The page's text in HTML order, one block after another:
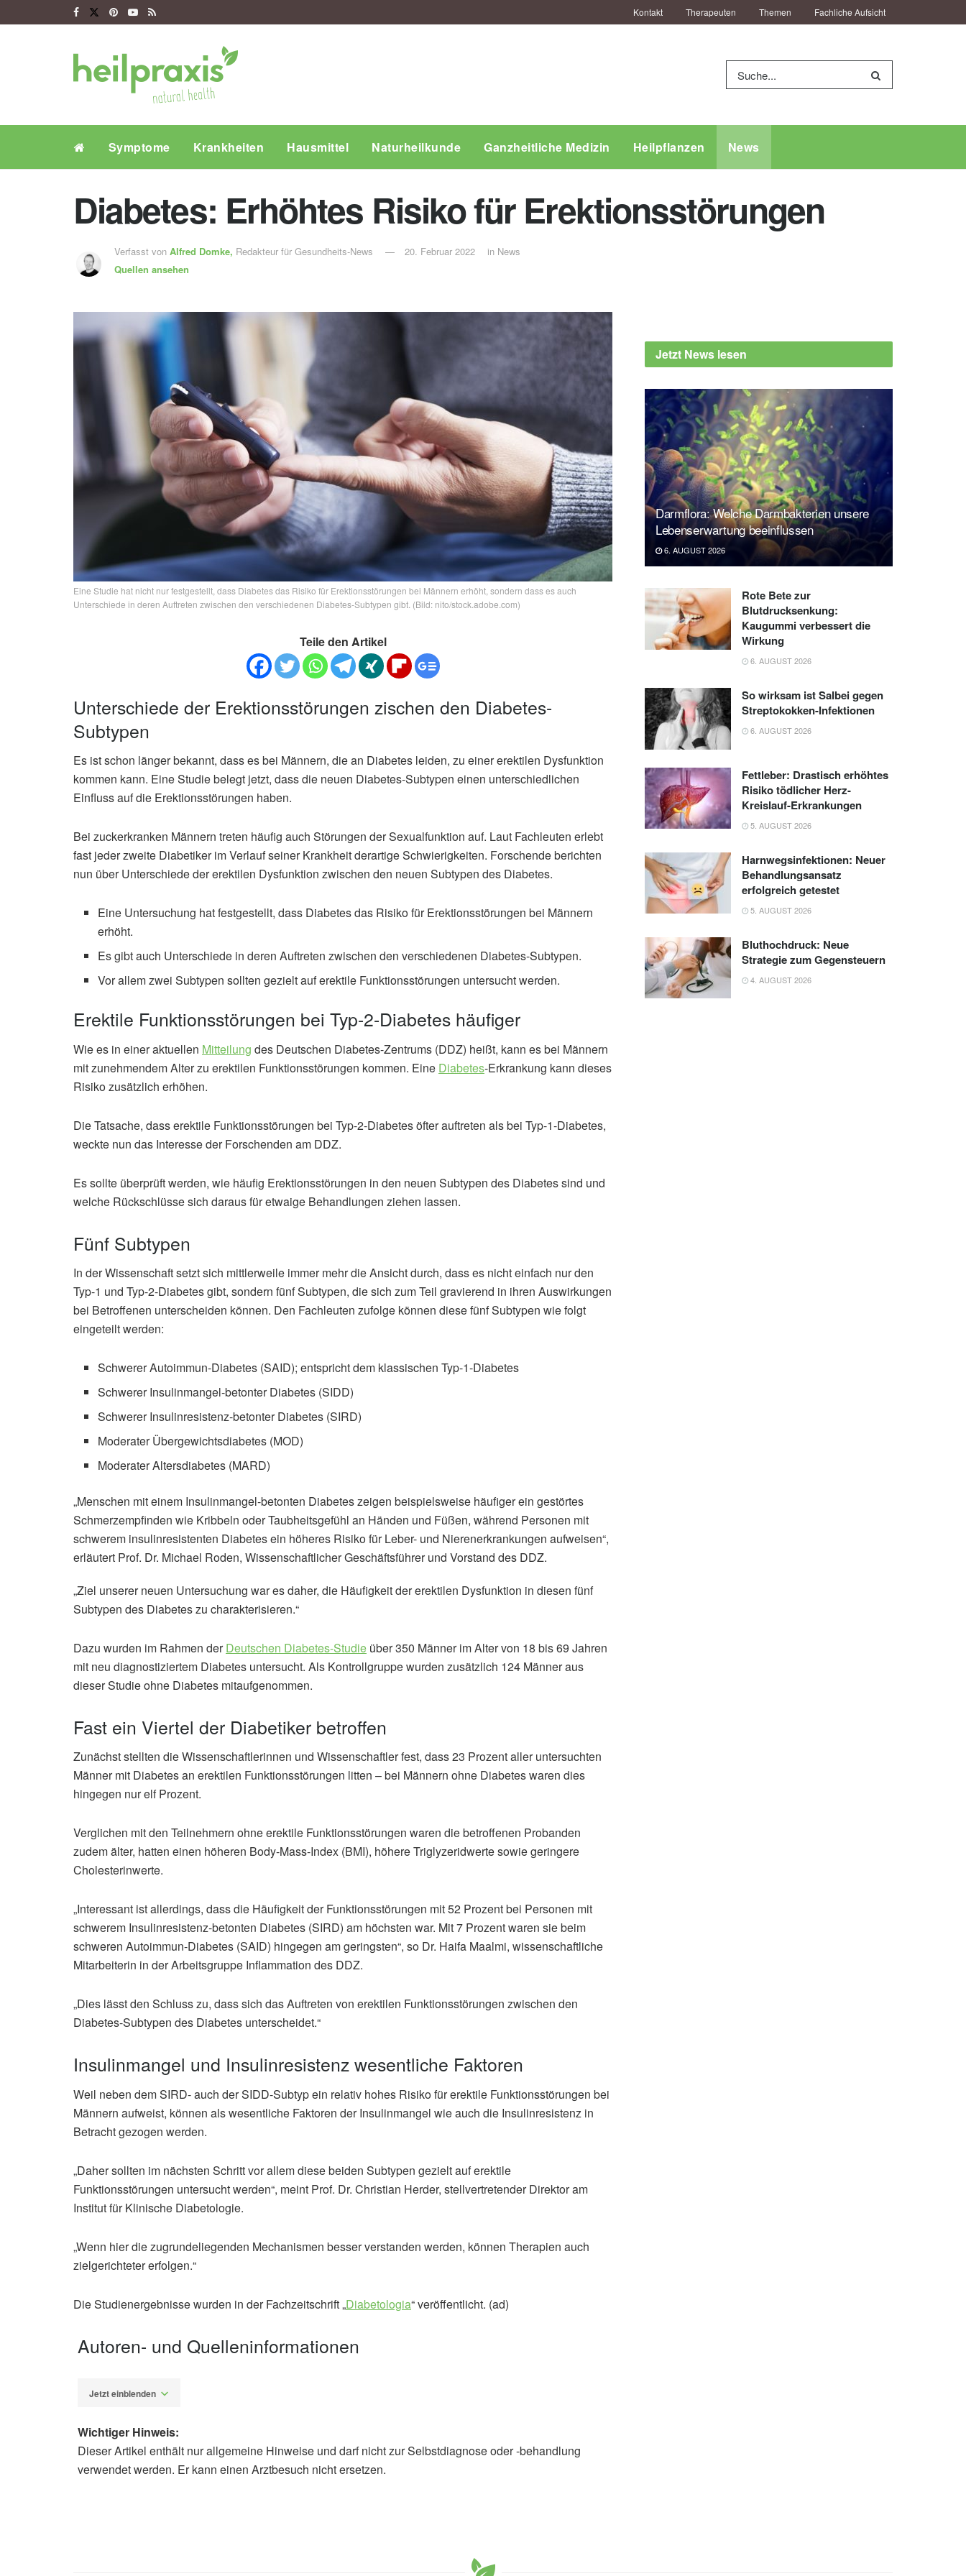
Kontakt Therapeuten Themen Fachliche Aufsicht
Symptome Krankheiten Hausmittel Naturheilkunde Ganzheitliche Medizin Heilpflanzen News
Diabetes: Erhöhtes Risiko für Erektionsstörungen
Verfasst von Alfred Domke, Redakteur für Gesundheits-News
Quellen ansehen
20. Februar 2022 in News
Eine Studie hat nicht nur festgestellt, dass Diabetes das Risiko für Erektionsstörungen bei Männern erhöht, sondern dass es auch
Unterschiede in deren Auftreten zwischen den verschiedenen Diabetes-Subtypen gibt. (Bild: nito/stock.adobe.com)
Teile den Artikel
Unterschiede der Erektionsstörungen zischen den Diabetes-
Subtypen
Es ist schon länger bekannt, dass es bei Männern, die an Diabetes leiden, zu einer erektilen Dysfunktion
kommen kann. Eine Studie belegt jetzt, dass die neuen Diabetes-Subtypen einen unterschiedlichen
Einfluss auf die Erektionsstörungen haben.
Bei zuckerkranken Männern treten häufig auch Störungen der Sexualfunktion auf. Laut Fachleuten erlebt
fast jeder zweite Diabetiker im Verlauf seiner Krankheit derartige Schwierigkeiten. Forschende berichten
nun über Unterschiede der erektilen Dysfunktion zwischen den neuen Subtypen des Diabetes.
Eine Untersuchung hat festgestellt, dass Diabetes das Risiko für Erektionsstörungen bei Männern
erhöht.
Es gibt auch Unterschiede in deren Auftreten zwischen den verschiedenen Diabetes-Subtypen.
Vor allem zwei Subtypen sollten gezielt auf erektile Funktionsstörungen untersucht werden.
Erektile Funktionsstörungen bei Typ-2-Diabetes häufiger
Wie es in einer aktuellen Mitteilung des Deutschen Diabetes-Zentrums (DDZ) heißt, kann es bei Männern
mit zunehmendem Alter zu erektilen Funktionsstörungen kommen. Eine Diabetes-Erkrankung kann dieses
Risiko zusätzlich erhöhen.
Die Tatsache, dass erektile Funktionsstörungen bei Typ-2-Diabetes öfter auftreten als bei Typ-1-Diabetes,
weckte nun das Interesse der Forschenden am DDZ.
Es sollte überprüft werden, wie häufig Erektionsstörungen in den neuen Subtypen des Diabetes sind und
welche Rückschlüsse sich daraus für etwaige Behandlungen ziehen lassen.
Fünf Subtypen
In der Wissenschaft setzt sich mittlerweile immer mehr die Ansicht durch, dass es nicht einfach nur den
Typ-1 und Typ-2-Diabetes gibt, sondern fünf Subtypen, die sich zum Teil gravierend in ihren Auswirkungen
bei Betroffenen unterscheiden können. Den Fachleuten zufolge können diese fünf Subtypen wie folgt
eingeteilt werden:
Schwerer Autoimmun-Diabetes (SAID); entspricht dem klassischen Typ-1-Diabetes
Schwerer Insulinmangel-betonter Diabetes (SIDD)
Schwerer Insulinresistenz-betonter Diabetes (SIRD)
Moderater Übergewichtsdiabetes (MOD)
Moderater Altersdiabetes (MARD)
„Menschen mit einem Insulinmangel-betonten Diabetes zeigen beispielsweise häufiger ein gestörtes
Schmerzempfinden wie Kribbeln oder Taubheitsgefühl an Händen und Füßen, während Personen mit
schwerem insulinresistenten Diabetes ein höheres Risiko für Leber- und Nierenerkrankungen aufweisen“,
erläutert Prof. Dr. Michael Roden, Wissenschaftlicher Geschäftsführer und Vorstand des DDZ.
„Ziel unserer neuen Untersuchung war es daher, die Häufigkeit der erektilen Dysfunktion in diesen fünf
Subtypen des Diabetes zu charakterisieren.“
Dazu wurden im Rahmen derDeutschen Diabetes-Studie über 350 Männer im Alter von 18 bis 69 Jahren
mit neu diagnostiziertem Diabetes untersucht. Als Kontrollgruppe wurden zusätzlich 124 Männer aus
dieser Studie ohne Diabetes mitaufgenommen.
Fast ein Viertel der Diabetiker betroffen
Zunächst stellten die Wissenschaftlerinnen und Wissenschaftler fest, dass 23 Prozent aller untersuchten
Männer mit Diabetes an erektilen Funktionsstörungen litten – bei Männern ohne Diabetes waren dies
hingegen nur elf Prozent.
Verglichen mit den Teilnehmern ohne erektile Funktionsstörungen waren die betroffenen Probanden
zudem älter, hatten einen höheren Body-Mass-Index (BMI), höhere Triglyzeridwerte sowie geringere
Cholesterinwerte.
„Interessant ist allerdings, dass die Häufigkeit der Funktionsstörungen mit 52 Prozent bei Personen mit
schwerem Insulinresistenz-betonten Diabetes (SIRD) am höchsten war. Mit 7 Prozent waren sie beim
schweren Autoimmun-Diabetes (SAID) hingegen am geringsten“, so Dr. Haifa Maalmi, wissenschaftliche
Mitarbeiterin in der Arbeitsgruppe Inflammation des DDZ.
„Dies lässt den Schluss zu, dass sich das Auftreten von erektilen Funktionsstörungen zwischen den
Diabetes-Subtypen des Diabetes unterscheidet.“
Insulinmangel und Insulinresistenz wesentliche Faktoren
Weil neben dem SIRD- auch der SIDD-Subtyp ein relativ hohes Risiko für erektile Funktionsstörungen bei
Männern aufweist, können als wesentliche Faktoren der Insulinmangel wie auch die Insulinresistenz in
Betracht gezogen werden.
„Daher sollten im nächsten Schritt vor allem diese beiden Subtypen gezielt auf erektile
Funktionsstörungen untersucht werden“, meint Prof. Dr. Christian Herder, stellvertretender Direktor am
Institut für Klinische Diabetologie.
„Wenn hier die zugrundeliegenden Mechanismen besser verstanden werden, können Therapien auch
zielgerichteter erfolgen.“
Die Studienergebnisse wurden in der Fachzeitschrift „Diabetologia“ veröffentlicht. (ad)
Autoren- und Quelleninformationen
Jetzt einblenden
Alfred Domke
dysfunction between novel subgroups of recent-onset diabetes; in: Diabetologia,
Wichtiger Hinweis:
Dieser Artikel enthält nur allgemeine Hinweise und darf nicht zur Selbstdiagnose oder -behandlung
verwendet werden. Er kann einen Arztbesuch nicht ersetzen.
Jetzt News lesen
Darmflora: Welche Darmbakterien unsere
Lebenserwartung beeinflussen
6. AUGUST 2026
Rote Bete zur
Blutdrucksenkung:
Kaugummi verbessert die
Wirkung
6. AUGUST 2026
So wirksam ist Salbei gegen
Streptokokken-Infektionen
6. AUGUST 2026
Fettleber: Drastisch erhöhtes
Risiko tödlicher Herz-
Kreislauf-Erkrankungen
5. AUGUST 2026
Harnwegsinfektionen: Neuer
Behandlungsansatz
erfolgreich getestet
5. AUGUST 2026
Bluthochdruck: Neue
Strategie zum Gegensteuern
4. AUGUST 2026